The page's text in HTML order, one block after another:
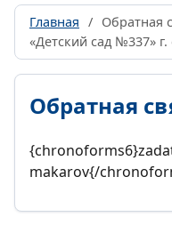
Главная / Обратная
«Детский сад №337»
Обратная
makarov{/